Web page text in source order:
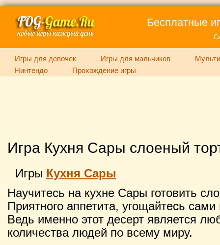
Бесплатные
Игры для девочек Игры для мальчиков
Нинтендо
Прохождение игры
Игра Кухня Сары слоеный
Игры Кухня Сары
Научитесь на кухне Сары готовить
Приятного аппетита, угощайтесь сами
Ведь именно этот десерт является
количества людей по всему миру.